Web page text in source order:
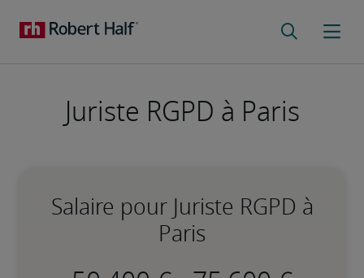
Juriste RGPD à Paris
Salaire pour Juriste RGPD à
Paris